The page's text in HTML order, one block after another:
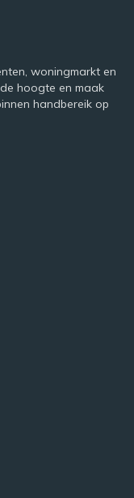
woningmarkt en
hoogte en maak
handbereik op